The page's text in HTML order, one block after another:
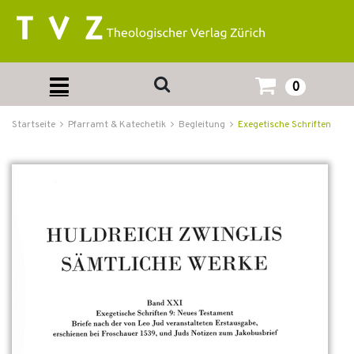
0
Startseite Pfarramt & Katechetik Begleitung Exegetische Schriften